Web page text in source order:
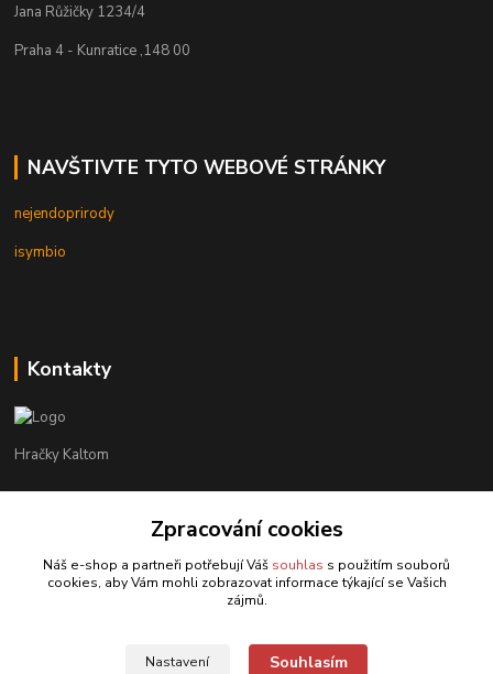
Jana Růžičky 1234/4
Praha 4 - Kunratice ,148 00
NAVŠTIVTE TYTO WEBOVÉ STRÁNKY
nejendoprirody
isymbio
Kontakty
Hračky Kaltom
+420 777 538 008
hrackykaltom@gmail.com
Zpracování cookies
Náš e-shop a partneři potřebují Váš souhlas s použitím souborů
cookies, aby Vám mohli zobrazovat informace týkající se Vašich
zájmů.
Nastavení Souhlasím